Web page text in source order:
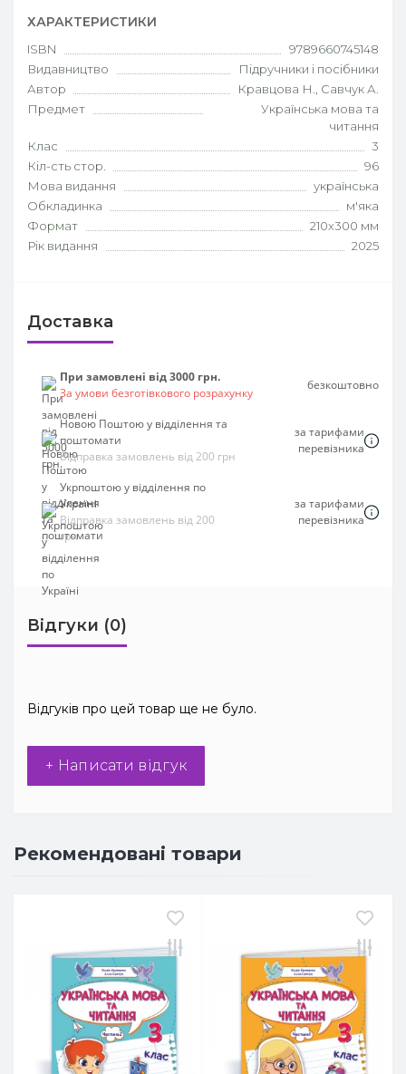
ХАРАКТЕРИСТИКИ
ISBN
9789660745148
Видавництво
Підручники і посібники
Автор
Кравцова Н., Савчук А.
Предмет
Українська мова та
читання
Клас
3
Кіл-сть стор.
96
Мова видання
українська
Обкладинка
м'яка
Формат
210х300 мм
Рік видання
2025
Доставка
При замовлені від 3000 грн.
За умови безготівкового розрахунку
безкоштовно
Новою Поштою у відділення та
поштомати
Відправка замовлень від 200 грн
за тарифами
перевізника
Укрпоштою у відділення по
Україні
Відправка замовлень від 200
грн
за тарифами
перевізника
Відгуки (0)
Відгуків про цей товар ще не було.
+ Написати відгук
Рекомендовані товари